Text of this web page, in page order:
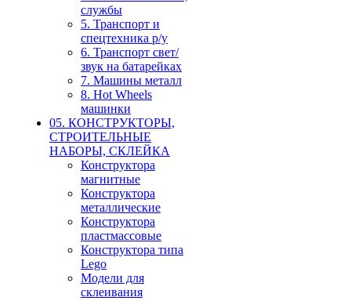
службы
5. Транспорт и
спецтехника р/у
6. Транспорт свет/
звук на батарейках
7. Машины металл
8. Hot Wheels
машинки
05. КОНСТРУКТОРЫ,
СТРОИТЕЛЬНЫЕ
НАБОРЫ, СКЛЕЙКА
Конструктора
магнитные
Конструктора
металлические
Конструктора
пластмассовые
Конструктора типа
Lego
Модели для
склеивания